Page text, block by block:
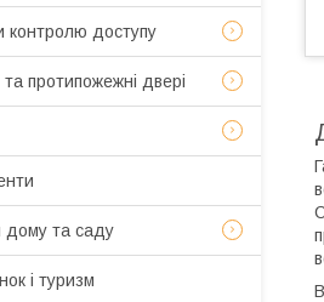
контролю доступу
та протипожежні двері
дому та саду
і туризм